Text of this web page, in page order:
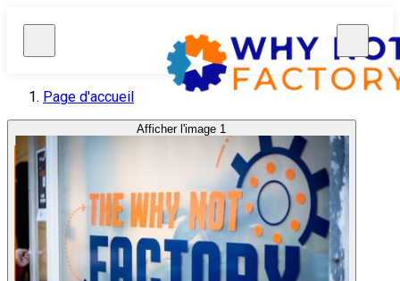
Page d'accueil
Afficher l'image 1